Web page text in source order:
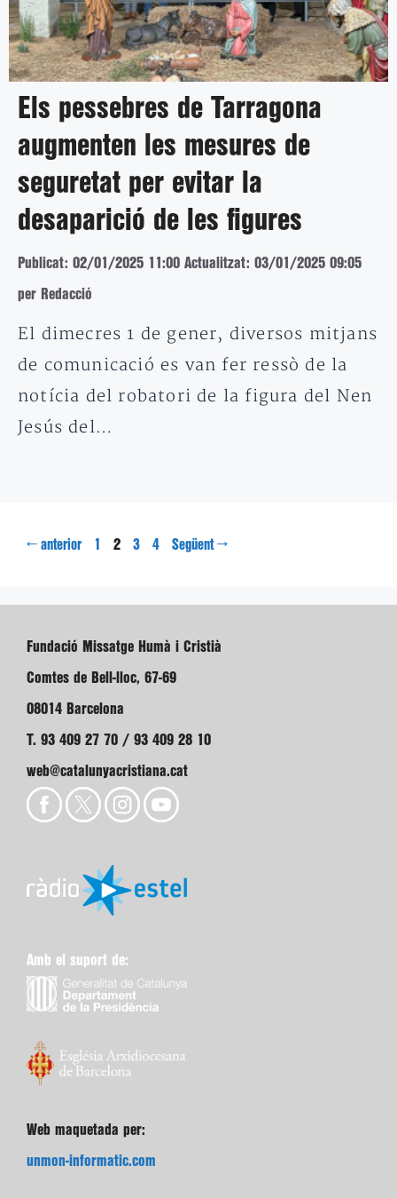
Els pessebres de Tarragona
augmenten les mesures de
seguretat per evitar la
desaparició de les figures
Publicat: 02/01/2025 11:00 Actualitzat: 03/01/2025 09:05
per Redacció
El dimecres 1 de gener, diversos mitjans
de comunicació es van fer ressò de la
notícia del robatori de la figura del Nen
Jesús del…
← anterior Pàgina
1 Pàgina
2 Pàgina
3 Pàgina
4 Següent →
Fundació Missatge Humà i Cristià
Comtes de Bell-lloc, 67-69
08014 Barcelona
T. 93 409 27 70 / 93 409 28 10
web@catalunyacristiana.cat
Amb el suport de:
Web maquetada per:
unmon-informatic.com